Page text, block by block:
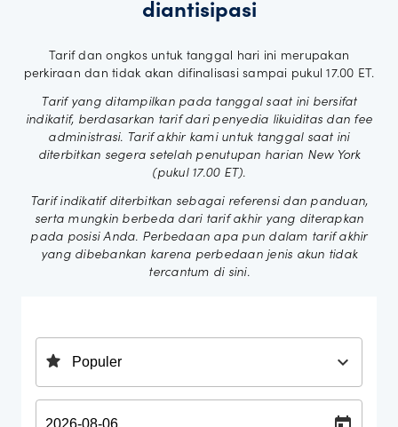
diantisipasi
Tarif dan ongkos untuk tanggal hari ini merupakan
perkiraan dan tidak akan difinalisasi sampai pukul 17.00 ET.
Tarif yang ditampilkan pada tanggal saat ini bersifat
indikatif, berdasarkan tarif dari penyedia likuiditas dan fee
administrasi. Tarif akhir kami untuk tanggal saat ini
diterbitkan segera setelah penutupan harian New York
(pukul 17.00 ET).
Tarif indikatif diterbitkan sebagai referensi dan panduan,
serta mungkin berbeda dari tarif akhir yang diterapkan
pada posisi Anda. Perbedaan apa pun dalam tarif akhir
yang dibebankan karena perbedaan jenis akun tidak
tercantum di sini.
expand_more